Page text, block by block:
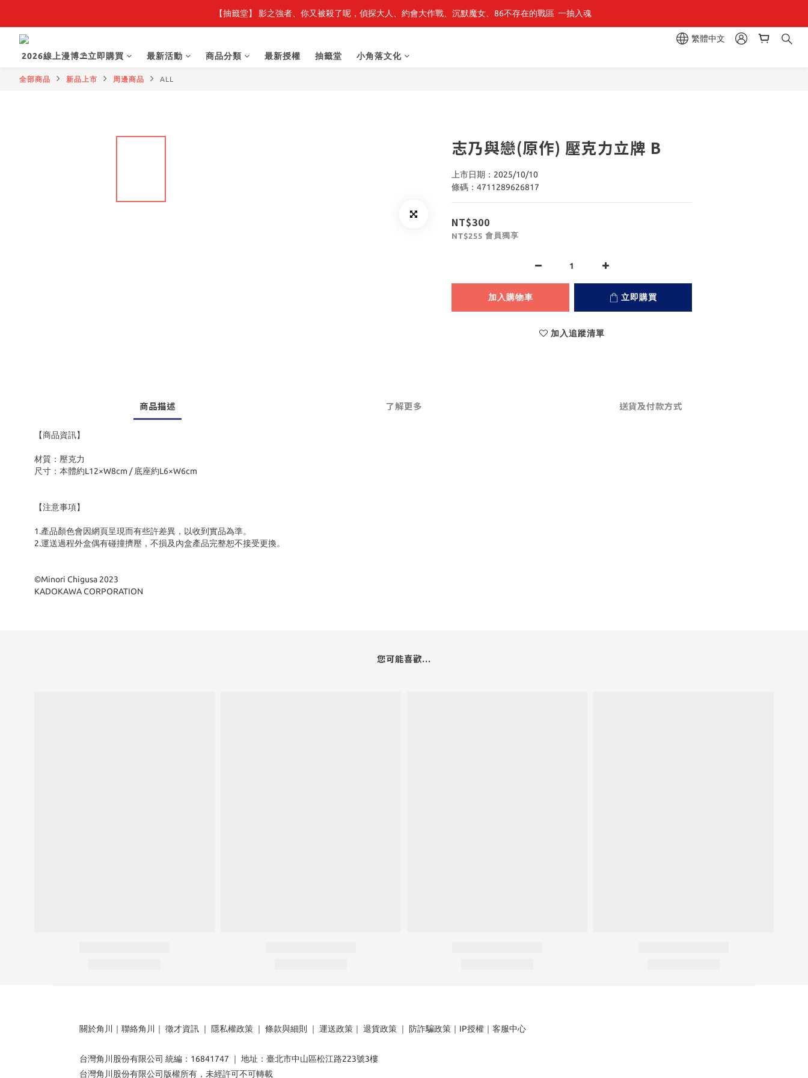
【轉生史萊姆】系列書展🌟系列小說 79 折，滿$389送「完節紀念明信片組」
【抽籤堂】 影之強者、你又被殺了呢，偵探大人、約會大作戰、沉默魔女、86不存在的戰區  一抽入魂
繁體中文
2026線上漫博⛱️立即購買
最新活動 商品分類 最新授權 抽籤堂 小角落文化
全部商品 新品上市 周邊商品 ALL
志乃與戀(原作) 壓克力立牌 B
上市日期：2025/10/10
條碼：4711289626817
NT$300
NT$255 會員獨享
加入購物車 立即購買
加入追蹤清單
商品描述 了解更多 送貨及付款方式
【商品資訊】
材質：壓克力
尺寸：本體約L12×W8cm / 底座約L6×W6cm
【注意事項】
1.產品顏色會因網頁呈現而有些許差異，以收到實品為準。
2.運送過程外盒偶有碰撞擠壓，不損及內盒產品完整恕不接受更換。
©Minori Chigusa 2023
KADOKAWA CORPORATION
您可能喜歡...
關於角川 ｜ 聯絡角川 ｜ 徵才資訊 ｜ 隱私權政策 ｜ 條款與細則 ｜ 運送政策 ｜ 退貨政策 ｜ 防詐騙政策 ｜ IP授權 ｜ 客服中心
台灣角川股份有限公司 統編：16841747 ｜ 地址：臺北市中山區松江路223號3樓
台灣角川股份有限公司版權所有，未經許可不可轉載